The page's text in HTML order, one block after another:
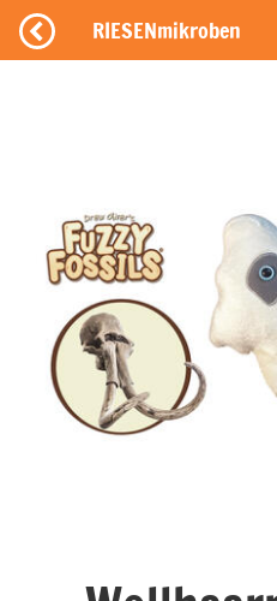
RIESENmikroben